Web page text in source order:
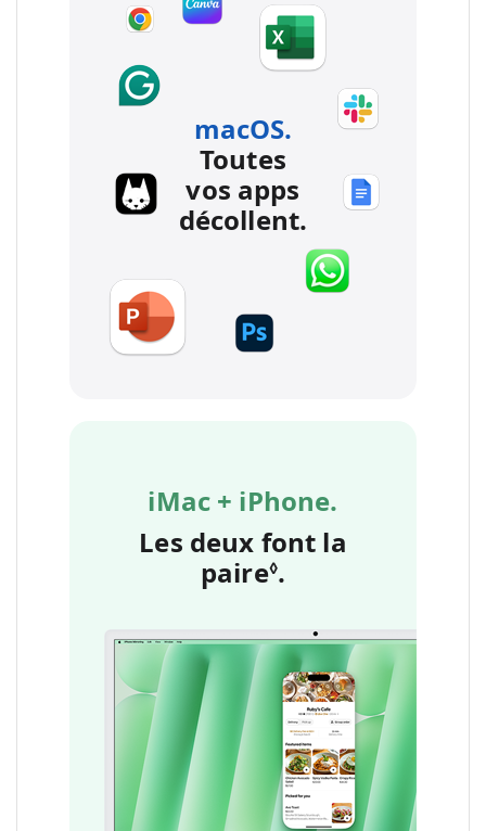
macOS.
Toutes
vos apps
décollent.
iMac + iPhone.
Les deux font la
paire◊Renvoi aux
.